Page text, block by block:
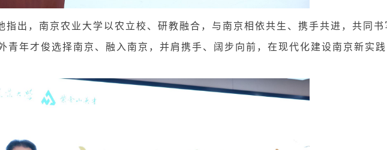
，南京农业大学以农立校、研教融合，与南京相依共生、携手共进，共同书
青年才俊选择南京、融入南京，并肩携手、阔步向前，在现代化建设南京新实